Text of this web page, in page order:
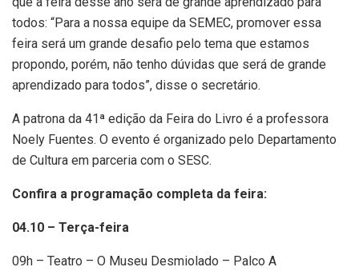
todos: “Para a nossa equipe da SEMEC, promover essa
feira será um grande desafio pelo tema que estamos
propondo, porém, não tenho dúvidas que será de grande
aprendizado para todos”, disse o secretário.
A patrona da 41ª edição da Feira do Livro é a professora
Noely Fuentes. O evento é organizado pelo Departamento
de Cultura em parceria com o SESC.
Confira a programação completa da feira:
04.10 – Terça-feira
09h – Teatro – O Museu Desmiolado – Palco A